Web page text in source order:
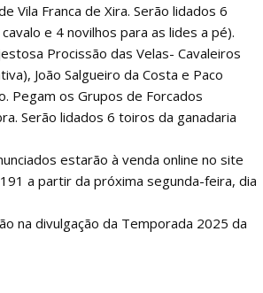
Vila Franca de Xira. Serão lidados 6
e 4 novilhos para as lides a pé).
Procissão das Velas- Cavaleiros
João Salgueiro da Costa e Paco
Pegam os Grupos de Forcados
Serão lidados 6 toiros da ganadaria
estarão à venda online no site
a partir da próxima segunda-feira, dia
na divulgação da Temporada 2025 da